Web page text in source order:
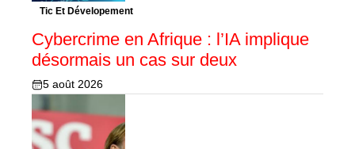
Tic Et Dévelopement
Cybercrime en Afrique : l’IA implique
désormais un cas sur deux
5 août 2026